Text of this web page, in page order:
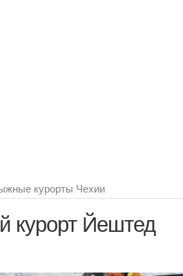
курорты Чехии
курорт Йештед